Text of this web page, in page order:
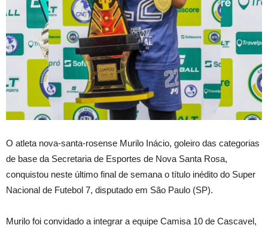
O atleta nova-santa-rosense Murilo Inácio, goleiro das categorias
de base da Secretaria de Esportes de Nova Santa Rosa,
conquistou neste último final de semana o título inédito do Super
Nacional de Futebol 7, disputado em São Paulo (SP).
Murilo foi convidado a integrar a equipe Camisa 10 de Cascavel,